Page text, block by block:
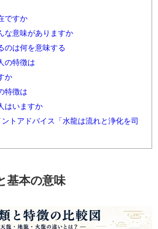
ですか
な意味がありますか
のは何を意味する
の特徴は
か
特徴は
はいますか
トアドバイス「水龍は流れと浄化を司
基本の意味